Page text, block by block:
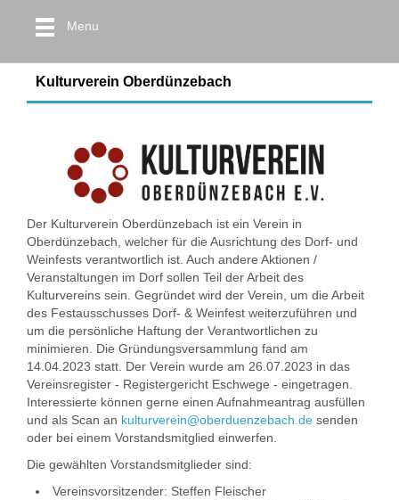
Menu
Kulturverein Oberdünzebach
Der Kulturverein Oberdünzebach ist ein Verein in
Oberdünzebach, welcher für die Ausrichtung des Dorf- und
Weinfests verantwortlich ist. Auch andere Aktionen /
Veranstaltungen im Dorf sollen Teil der Arbeit des
Kulturvereins sein. Gegründet wird der Verein, um die Arbeit
des Festausschusses Dorf- & Weinfest weiterzuführen und
um die persönliche Haftung der Verantwortlichen zu
minimieren. Die Gründungsversammlung fand am
14.04.2023 statt. Der Verein wurde am 26.07.2023 in das
Vereinsregister - Registergericht Eschwege - eingetragen.
Interessierte können gerne einen Aufnahmeantrag ausfüllen
und als Scan an kulturverein@oberduenzebach.de senden
oder bei einem Vorstandsmitglied einwerfen.
Die gewählten Vorstandsmitglieder sind:
Vereinsvorsitzender: Steffen Fleischer